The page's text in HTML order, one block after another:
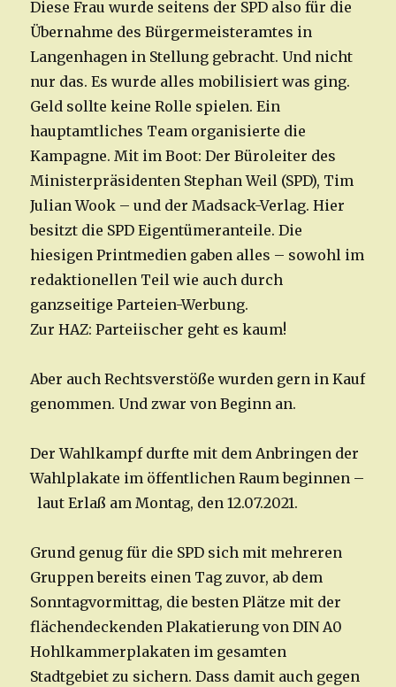
Diese Frau wurde seitens der SPD also für die
Übernahme des Bürgermeisteramtes in
Langenhagen in Stellung gebracht. Und nicht
nur das. Es wurde alles mobilisiert was ging.
Geld sollte keine Rolle spielen. Ein
hauptamtliches Team organisierte die
Kampagne. Mit im Boot: Der Büroleiter des
Ministerpräsidenten Stephan Weil (SPD), Tim
Julian Wook – und der Madsack-Verlag. Hier
besitzt die SPD Eigentümeranteile. Die
hiesigen Printmedien gaben alles – sowohl im
redaktionellen Teil wie auch durch
ganzseitige Parteien-Werbung.
Zur HAZ: Parteiischer geht es kaum!
Aber auch Rechtsverstöße wurden gern in Kauf
genommen. Und zwar von Beginn an.
Der Wahlkampf durfte mit dem Anbringen der
Wahlplakate im öffentlichen Raum beginnen –
laut Erlaß am Montag, den 12.07.2021.
Grund genug für die SPD sich mit mehreren
Gruppen bereits einen Tag zuvor, ab dem
Sonntagvormittag, die besten Plätze mit der
flächendeckenden Plakatierung von DIN A0
Hohlkammerplakaten im gesamten
Stadtgebiet zu sichern. Dass damit auch gegen